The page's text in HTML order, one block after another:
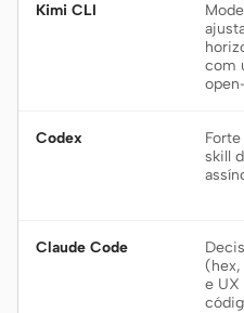
Kimi CLI
com
Codex
skill
Claude Code
e UX